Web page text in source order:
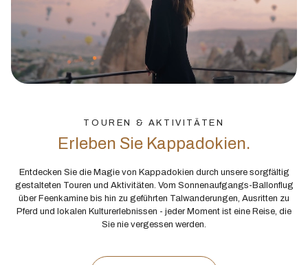
TOUREN & AKTIVITÄTEN
Erleben Sie Kappadokien.
Entdecken Sie die Magie von Kappadokien durch unsere sorgfältig
gestalteten Touren und Aktivitäten. Vom Sonnenaufgangs-Ballonflug
über Feenkamine bis hin zu geführten Talwanderungen, Ausritten zu
Pferd und lokalen Kulturerlebnissen - jeder Moment ist eine Reise, die
Sie nie vergessen werden.